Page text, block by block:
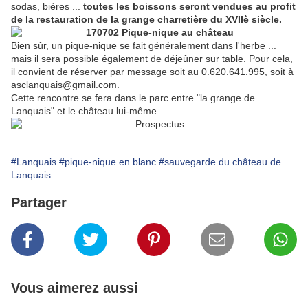
sodas, bières ... toutes les boissons seront vendues au profit
de la restauration de la grange charretière du XVIIè siècle.
Bien sûr, un pique-nique se fait généralement dans l'herbe ...
mais il sera possible également de déjeûner sur table. Pour cela,
il convient de réserver par message soit au 0.620.641.995, soit à
asclanquais@gmail.com.
Cette rencontre se fera dans le parc entre "la grange de
Lanquais" et le château lui-même.
#Lanquais #pique-nique en blanc #sauvegarde du château de
Lanquais
Partager
Vous aimerez aussi